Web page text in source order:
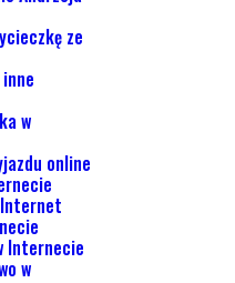
ze
w
online
Internecie
w